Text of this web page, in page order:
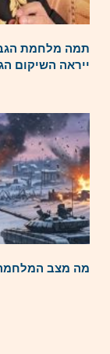
תמה מלחמת
ייראה השיקום
מה מצב המלחמה